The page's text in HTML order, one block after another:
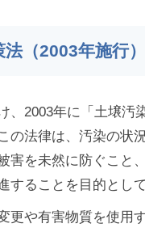
法（2003年施行
、2003年に「土壌汚
の法律は、汚染の状
害を未然に防ぐこと
することを目的とし
更や有害物質を使用